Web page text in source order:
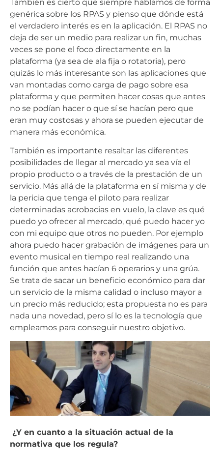
También es cierto que siempre hablamos de forma
genérica sobre los RPAS y pienso que dónde está
el verdadero interés es en la aplicación. El RPAS no
deja de ser un medio para realizar un fin, muchas
veces se pone el foco directamente en la
plataforma (ya sea de ala fija o rotatoria), pero
quizás lo más interesante son las aplicaciones que
van montadas como carga de pago sobre esa
plataforma y que permiten hacer cosas que antes
no se podían hacer o que sí se hacían pero que
eran muy costosas y ahora se pueden ejecutar de
manera más económica.
También es importante resaltar las diferentes
posibilidades de llegar al mercado ya sea vía el
propio producto o a través de la prestación de un
servicio. Más allá de la plataforma en sí misma y de
la pericia que tenga el piloto para realizar
determinadas acrobacias en vuelo, la clave es qué
puedo yo ofrecer al mercado, qué puedo hacer yo
con mi equipo que otros no pueden. Por ejemplo
ahora puedo hacer grabación de imágenes para un
evento musical en tiempo real realizando una
función que antes hacían 6 operarios y una grúa.
Se trata de sacar un beneficio económico para dar
un servicio de la misma calidad o incluso mayor a
un precio más reducido; esta propuesta no es para
nada una novedad, pero sí lo es la tecnología que
empleamos para conseguir nuestro objetivo.
¿Y en cuanto a la situación actual de la
normativa que los regula?